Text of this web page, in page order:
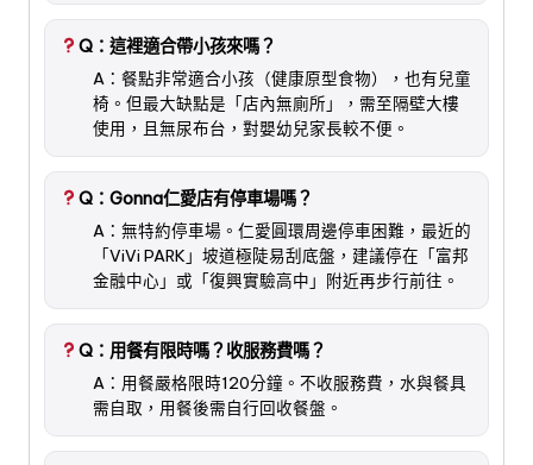
Q：這裡適合帶小孩來嗎？
A：餐點非常適合小孩（健康原型食物），也有兒童
椅。但最大缺點是「店內無廁所」，需至隔壁大樓
使用，且無尿布台，對嬰幼兒家長較不便。
Q：Gonna仁愛店有停車場嗎？
A：無特約停車場。仁愛圓環周邊停車困難，最近的
「ViVi PARK」坡道極陡易刮底盤，建議停在「富邦
金融中心」或「復興實驗高中」附近再步行前往。
Q：用餐有限時嗎？收服務費嗎？
A：用餐嚴格限時120分鐘。不收服務費，水與餐具
需自取，用餐後需自行回收餐盤。